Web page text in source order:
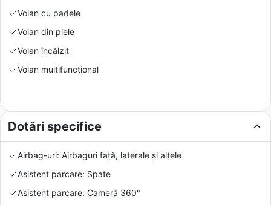
Volan cu padele
Volan din piele
Volan încălzit
Volan multifuncțional
Dotări specifice
Airbag-uri: Airbaguri față, laterale și altele
Asistent parcare: Spate
Asistent parcare: Cameră 360°